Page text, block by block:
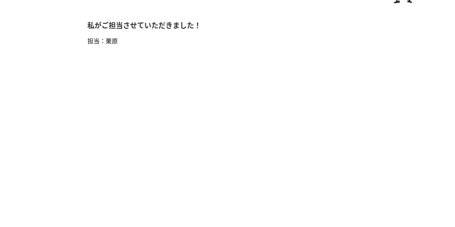
私がご担当させていただきました！
担当：栗原